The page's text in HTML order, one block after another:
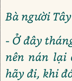
Bà người
- Ở đây
nên nán lại
hãy đi, khi